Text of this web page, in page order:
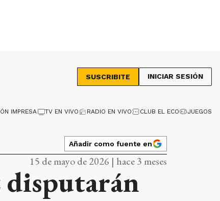
SUSCRIBITE INICIAR SESIÓN
IMPRESA TV EN VIVO RADIO EN VIVO CLUB EL ECO JUEGOS
Añadir como fuente en
15 de mayo de 2026 | hace 3 meses
disputarán